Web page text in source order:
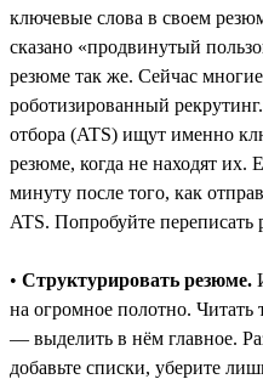
ключевые слова в своем
сказано «продвинутый
резюме так же. Сейчас
роботизированный
отбора (ATS) ищут именно
резюме, когда не находят их.
минуту после того, как
ATS. Попробуйте переписать
• Структурировать резюме.
на огромное полотно. Читать
― выделить в нём главное.
добавьте списки, уберите